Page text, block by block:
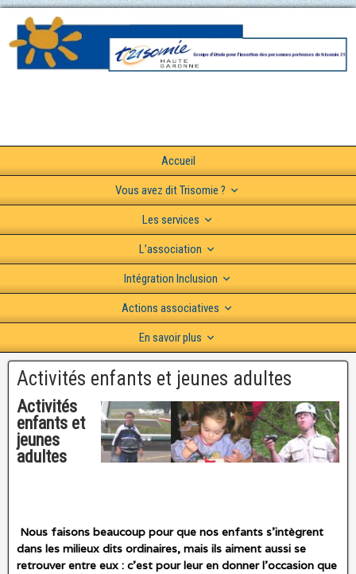
Accueil
Vous avez dit Trisomie ?
Les services
L’association
Intégration Inclusion
Actions associatives
En savoir plus
Activités enfants et jeunes adultes
Activités
enfants et
jeunes
adultes
Nous faisons beaucoup pour que nos enfants s’intègrent
dans les milieux dits ordinaires, mais ils aiment aussi se
retrouver entre eux : c’est pour leur en donner l’occasion que